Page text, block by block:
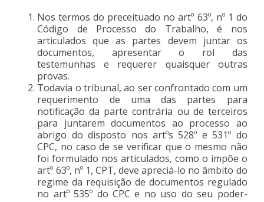
Nos termos do preceituado no artº 63º, nº 1 do
Código de Processo do Trabalho, é nos
articulados que as partes devem juntar os
documentos, apresentar o rol das
testemunhas e requerer quaisquer outras
provas.
Todavia o tribunal, ao ser confrontado com um
requerimento de uma das partes para
notificação da parte contrária ou de terceiros
para juntarem documentos ao processo ao
abrigo do disposto nos artºs 528º e 531º do
CPC, no caso de se verificar que o mesmo não
foi formulado nos articulados, como o impõe o
artº 63º, nº 1, CPT, deve apreciá-lo no âmbito do
regime da requisição de documentos regulado
no artº 535º do CPC e no uso do seu poder-